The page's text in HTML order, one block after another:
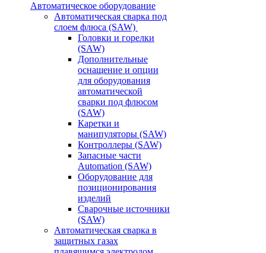
Автоматическое оборудование
Автоматическая сварка под
слоем флюса (SAW)
Головки и горелки
(SAW)
Дополнительные
оснащение и опции
для оборудования
автоматической
сварки под флюсом
(SAW)
Каретки и
манипуляторы (SAW)
Контроллеры (SAW)
Запасные части
Automation (SAW)
Оборудование для
позиционирования
изделий
Сварочные источники
(SAW)
Автоматическая сварка в
защитных газах